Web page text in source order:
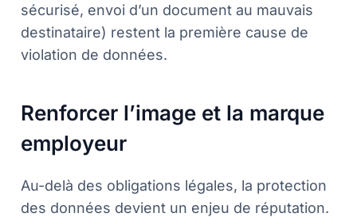
sécurisé, envoi d’un document au mauvais
destinataire) restent la première cause de
violation de données.
Renforcer l’image et la marque
employeur
Au-delà des obligations légales, la protection
des données devient un enjeu de réputation.